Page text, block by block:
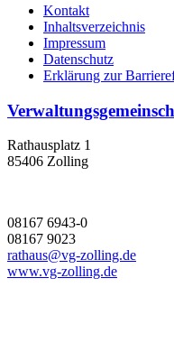
Kontakt
Inhaltsverzeichnis
Impressum
Datenschutz
Erklärung zur
Rathausplatz 1
85406 Zolling
08167 6943-0
08167 9023
rathaus@vg-zolling.de
www.vg-zolling.de